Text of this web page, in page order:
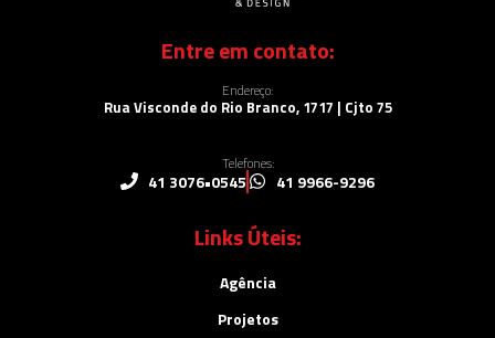
Entre em contato:
Endereço:
Rua Visconde do Rio Branco, 1717 | Cjto 75
Telefones:
41 3076•0545 41 9966-9296
Links Úteis:
Agência
Projetos